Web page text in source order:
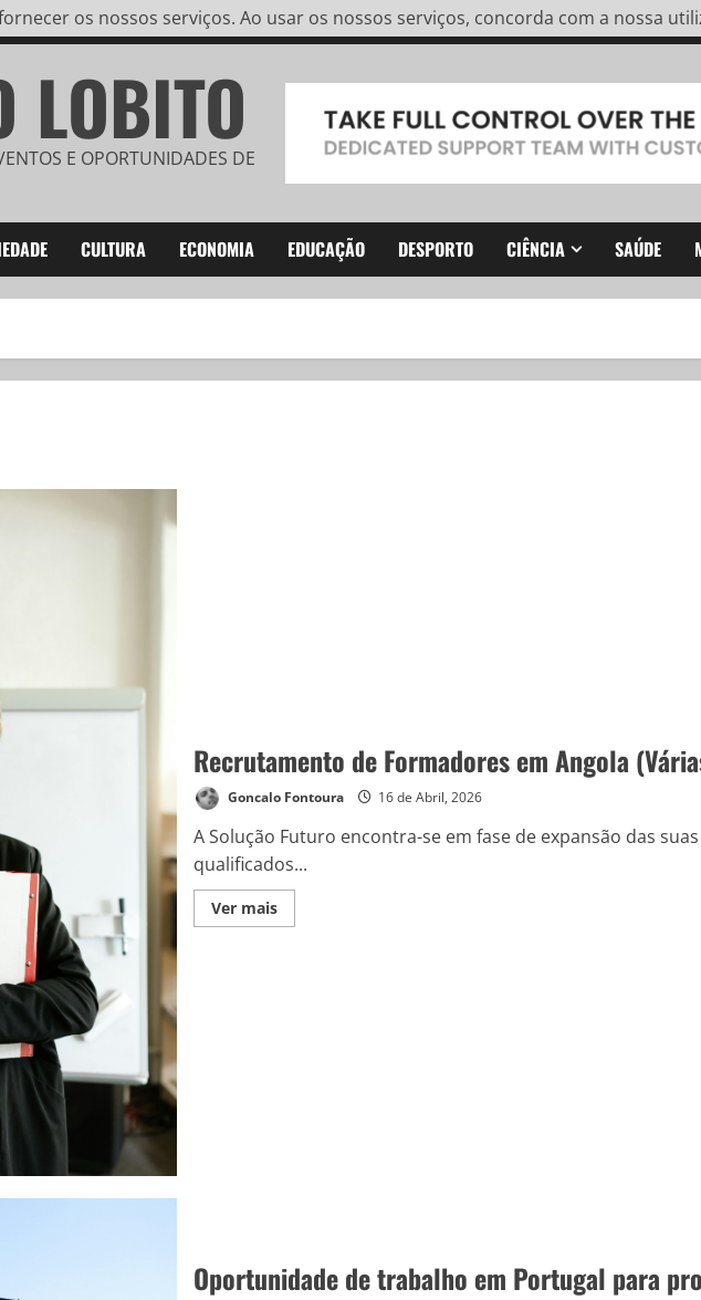
LOBITO
E OPORTUNIDADES DE
CULTURA ECONOMIA EDUCAÇÃO DESPORTO CIÊNCIA SAÚDE
Recrutamento de Formadores em Angola
Goncalo Fontoura 16 de Abril, 2026
A Solução Futuro encontra-se em fase de expansão das
qualificados...
Ver mais
Oportunidade de trabalho em Portugal para
os nossos serviços. Ao usar os nossos serviços, concorda com a nossa